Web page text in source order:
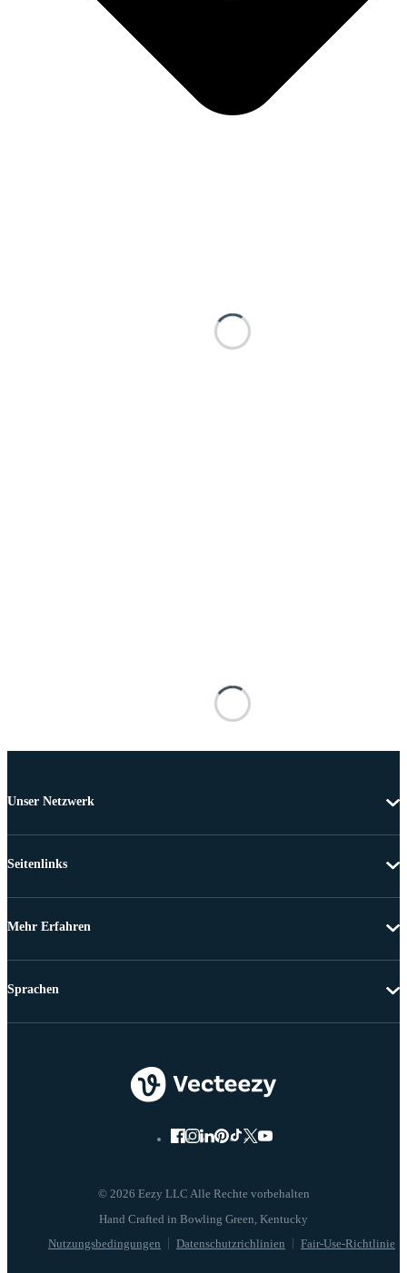
Unser Netzwerk
Seitenlinks
Mehr Erfahren
© 2026 Eezy LLC Alle Rechte vorbehalten
Nutzungsbedingungen Datenschutzrichlinien Fair-Use-Richtlinie
Sprachen